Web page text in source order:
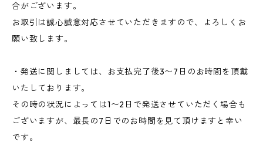
合がございます。
お取引は誠心誠意対応させていただきますので、よろしくお
願い致します。
・発送に関しましては、お支払完了後3〜7日のお時間を頂戴
いたしております。
その時の状況によっては1〜2日で発送させていただく場合も
ございますが、最長の7日でのお時間を見て頂けますと幸い
です。